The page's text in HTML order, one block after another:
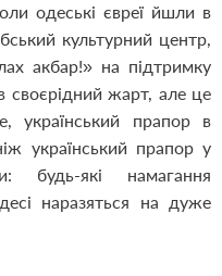
одеські євреї йшли в
культурний центр,
акбар!» на підтримку
своєрідний жарт, але це
український прапор в
український прапор у
будь-які намагання
наразяться на дуже